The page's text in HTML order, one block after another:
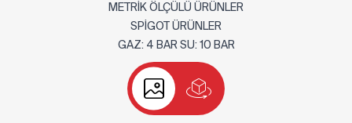
METRİK ÖLÇÜLÜ ÜRÜNLER
SPİGOT ÜRÜNLER
GAZ: 4 BAR SU: 10 BAR